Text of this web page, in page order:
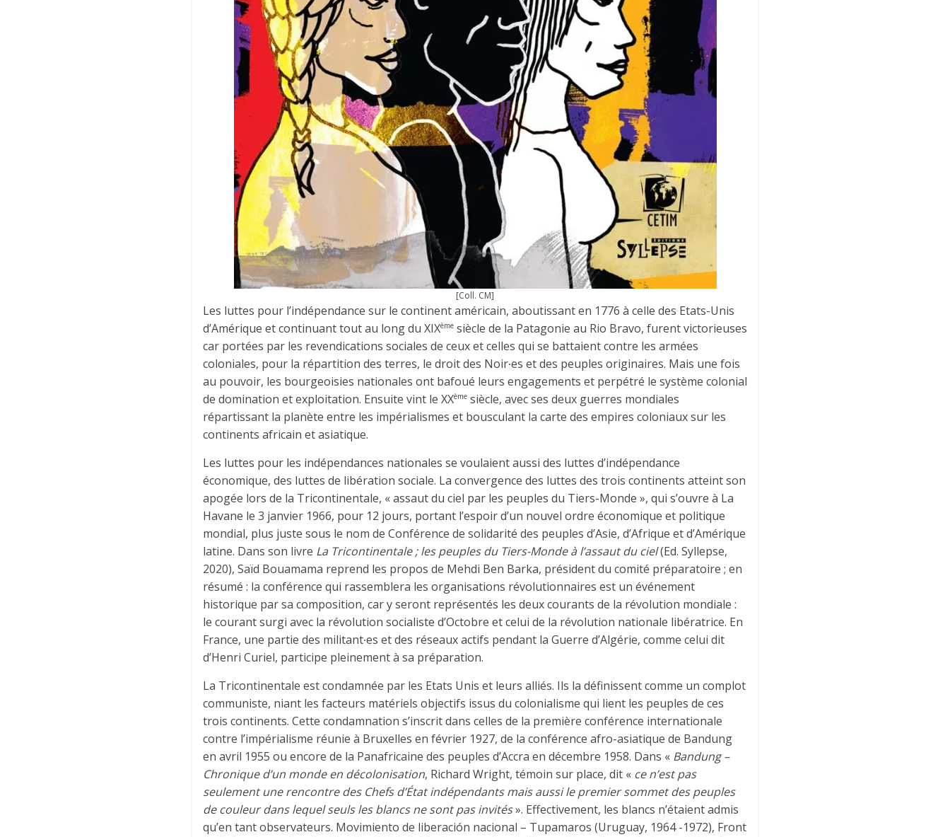
[Coll. CM]
Les luttes pour l’indépendance sur le continent américain, aboutissant en 1776 à celle des Etats-Unis
d’Amérique et continuant tout au long du XIXème siècle de la Patagonie au Rio Bravo, furent victorieuses
car portées par les revendications sociales de ceux et celles qui se battaient contre les armées
coloniales, pour la répartition des terres, le droit des Noir∙es et des peuples originaires. Mais une fois
au pouvoir, les bourgeoisies nationales ont bafoué leurs engagements et perpétré le système colonial
de domination et exploitation. Ensuite vint le XXème siècle, avec ses deux guerres mondiales
répartissant la planète entre les impérialismes et bousculant la carte des empires coloniaux sur les
continents africain et asiatique.
Les luttes pour les indépendances nationales se voulaient aussi des luttes d’indépendance
économique, des luttes de libération sociale. La convergence des luttes des trois continents atteint son
apogée lors de la Tricontinentale, « assaut du ciel par les peuples du Tiers-Monde », qui s’ouvre à La
Havane le 3 janvier 1966, pour 12 jours, portant l’espoir d’un nouvel ordre économique et politique
mondial, plus juste sous le nom de Conférence de solidarité des peuples d’Asie, d’Afrique et d’Amérique
latine. Dans son livre La Tricontinentale ; les peuples du Tiers-Monde à l’assaut du ciel(Ed. Syllepse,
2020), Saïd Bouamama reprend les propos de Mehdi Ben Barka, président du comité préparatoire ; en
résumé : la conférence qui rassemblera les organisations révolutionnaires est un événement
historique par sa composition, car y seront représentés les deux courants de la révolution mondiale :
le courant surgi avec la révolution socialiste d’Octobre et celui de la révolution nationale libératrice. En
France, une partie des militant∙es et des réseaux actifs pendant la Guerre d’Algérie, comme celui dit
d’Henri Curiel, participe pleinement à sa préparation.
La Tricontinentale est condamnée par les Etats Unis et leurs alliés. Ils la définissent comme un complot
communiste, niant les facteurs matériels objectifs issus du colonialisme qui lient les peuples de ces
trois continents. Cette condamnation s’inscrit dans celles de la première conférence internationale
contre l’impérialisme réunie à Bruxelles en février 1927, de la conférence afro-asiatique de Bandung
en avril 1955 ou encore de la Panafricaine des peuples d’Accra en décembre 1958. Dans « Bandung –
Chronique d’un monde en décolonisation, Richard Wright, témoin sur place, dit « ce n’est pas
seulement une rencontre des Chefs d’État indépendants mais aussi le premier sommet des peuples
de couleur dans lequel seuls les blancs ne sont pas invités». Effectivement, les blancs n’étaient admis
qu’en tant observateurs. Movimiento de liberación nacional – Tupamaros (Uruguay, 1964 -1972), Front